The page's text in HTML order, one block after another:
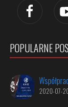
POPULARNE
2020-07-